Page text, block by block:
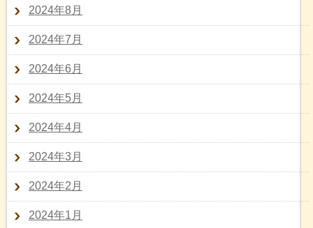
2024年8月
2024年7月
2024年6月
2024年5月
2024年4月
2024年3月
2024年2月
2024年1月